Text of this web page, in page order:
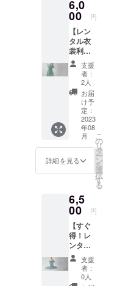
させて
いただ
きま
す。 ☆
お届け
予定：
・ポス
トカー
ドは
2023年
1月中に
ご指定
の住所
へお送
りする
予定で
す。 ・
にご入
力頂い
たアド
レスへ
お送り
する予
定で
す。 ※
ポスト
ごく一
部のバ
レエ教
室様に
しかお
配りし
ていな
いカタ
ログで
す。今
後ペア
テの衣
裳をレ
ンタル
する
際、お
手元に
リター
ン内
容： ・
レンタ
ル衣裳
のカタ
ログを
レター
パック
6,0
00 円
【レン
タル衣
裳利用
チケッ
ト】
チュ
チュ工
房ペア
テの
10,000
円以下
のレン
タル衣
裳を、
最大
40%OF
6,000円
でレン
タルで
きるチ
ケット
をお送
りいた
しま
す。 利
支援
者：
2人
お届
け予
定：
2023
年08
月
詳細を見る
こ
の
リ
タ
ー
ン
を
選
択
す
る
6,5
00 円
【すぐ
得！レ
ンタル
衣裳利
用チ
ケッ
支援
者：
0人